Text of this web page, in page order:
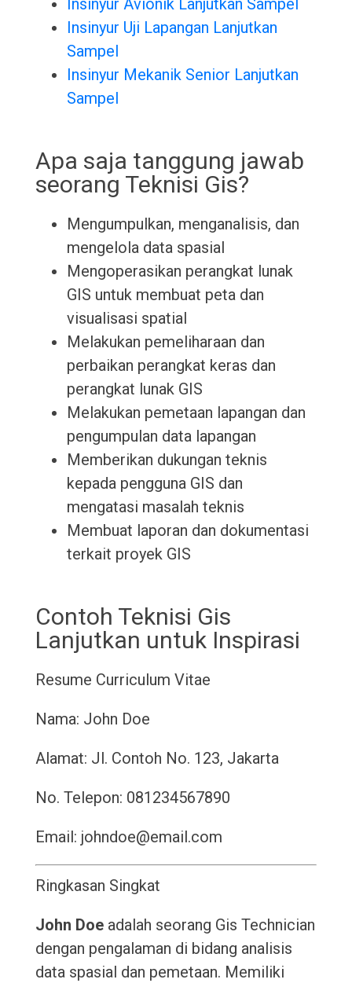
Insinyur Avionik Lanjutkan Sampel
Insinyur Uji Lapangan Lanjutkan
Sampel
Insinyur Mekanik Senior Lanjutkan
Sampel
Apa saja tanggung jawab
seorang Teknisi Gis?
Mengumpulkan, menganalisis, dan
mengelola data spasial
Mengoperasikan perangkat lunak
GIS untuk membuat peta dan
visualisasi spatial
Melakukan pemeliharaan dan
perbaikan perangkat keras dan
perangkat lunak GIS
Melakukan pemetaan lapangan dan
pengumpulan data lapangan
Memberikan dukungan teknis
kepada pengguna GIS dan
mengatasi masalah teknis
Membuat laporan dan dokumentasi
terkait proyek GIS
Contoh Teknisi Gis
Lanjutkan untuk Inspirasi
Resume Curriculum Vitae
Nama: John Doe
Alamat: Jl. Contoh No. 123, Jakarta
No. Telepon: 081234567890
Email: johndoe@email.com
Ringkasan Singkat
John Doeadalah seorang Gis Technician
dengan pengalaman di bidang analisis
data spasial dan pemetaan. Memiliki